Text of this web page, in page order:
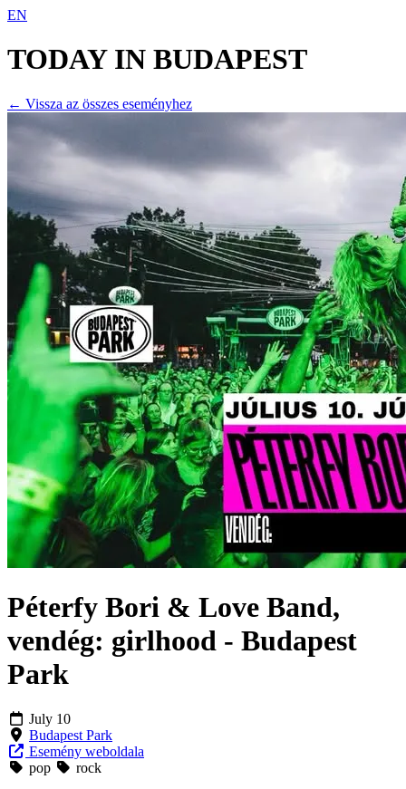
EN
TODAY IN BUDAPEST
← Vissza az összes eseményhez
Péterfy Bori & Love Band,
vendég: girlhood - Budapest
Park
July 10
Budapest Park
Esemény weboldala
pop
rock